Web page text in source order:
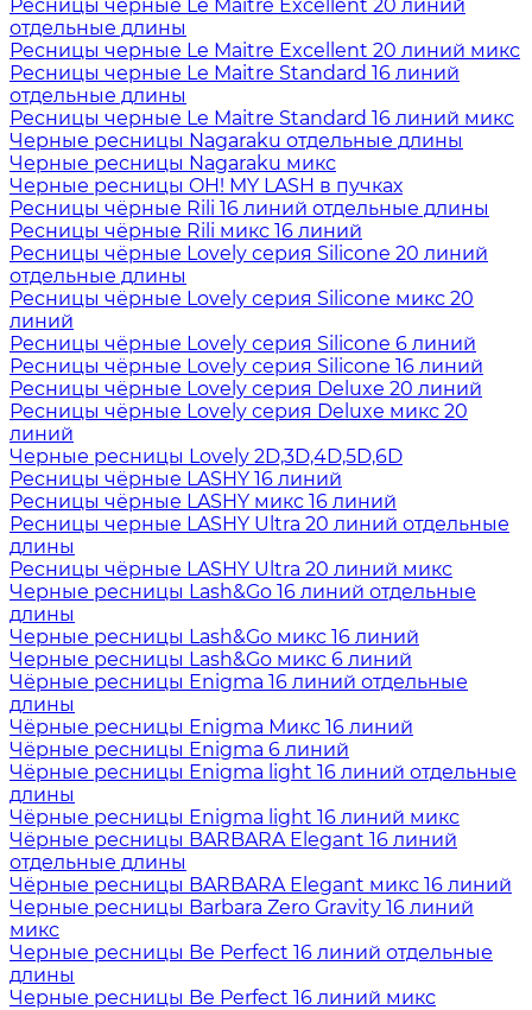
Ресницы черные Le Maitre Excellent 20 линий
отдельные длины
Ресницы черные Le Maitre Excellent 20 линий микс
Ресницы черные Le Maitre Standard 16 линий
отдельные длины
Ресницы черные Le Maitre Standard 16 линий микс
Черные ресницы Nagaraku отдельные длины
Черные ресницы Nagaraku микс
Черные ресницы OH! MY LASH в пучках
Ресницы чёрные Rili 16 линий отдельные длины
Ресницы чёрные Rili микс 16 линий
Ресницы чёрные Lovely серия Silicone 20 линий
отдельные длины
Ресницы чёрные Lovely серия Silicone микс 20
линий
Ресницы чёрные Lovely серия Silicone 6 линий
Ресницы чёрные Lovely серия Silicone 16 линий
Ресницы чёрные Lovely серия Deluxe 20 линий
Ресницы чёрные Lovely серия Deluxe микс 20
линий
Черные ресницы Lovely 2D,3D,4D,5D,6D
Ресницы чёрные LASHY 16 линий
Ресницы чёрные LASHY микс 16 линий
Ресницы черные LASHY Ultra 20 линий отдельные
длины
Ресницы чёрные LASHY Ultra 20 линий микс
Черные ресницы Lash&Go 16 линий отдельные
длины
Черные ресницы Lash&Go микс 16 линий
Черные ресницы Lash&Go микс 6 линий
Чёрные ресницы Enigma 16 линий отдельные
длины
Чёрные ресницы Enigma Микс 16 линий
Чёрные ресницы Enigma 6 линий
Чёрные ресницы Enigma light 16 линий отдельные
длины
Чёрные ресницы Enigma light 16 линий микс
Чёрные ресницы BARBARA Elegant 16 линий
отдельные длины
Чёрные ресницы BARBARA Elegant микс 16 линий
Черные ресницы Barbara Zero Gravity 16 линий
микс
Черные ресницы Be Perfect 16 линий отдельные
длины
Черные ресницы Be Perfect 16 линий микс